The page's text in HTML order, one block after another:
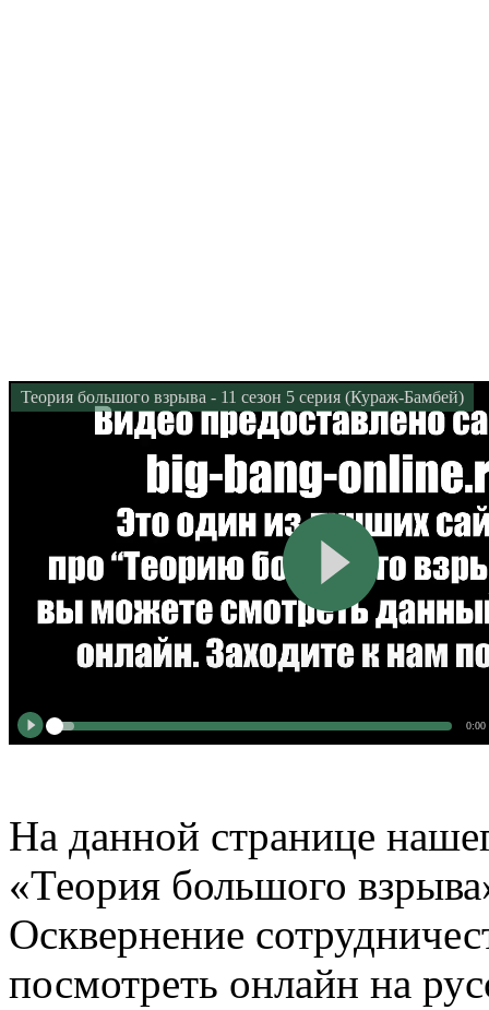
Теория большого взрыва - 11 сезон 5 серия (Кураж-Бамбей)
0:00
На данной странице
«Теория большого
Осквернение
посмотреть онлайн на